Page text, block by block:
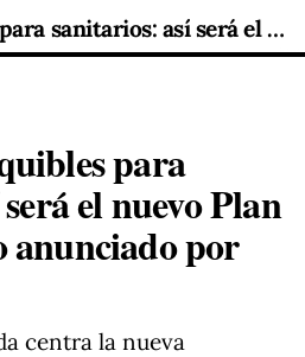
Viviendas asequibles para sanitarios: así será el nuevo Plan Vive Sanitario anunciado por Ayuso
para
el nuevo Plan
por
centra la nueva